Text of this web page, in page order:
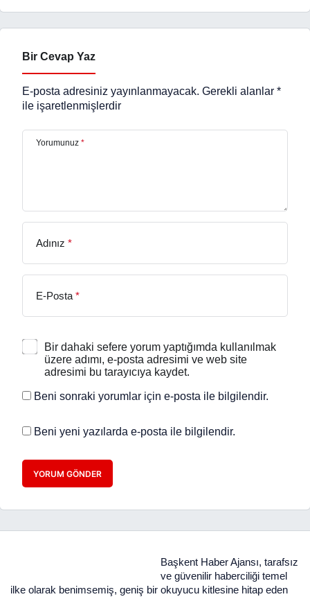
Bir Cevap Yaz
E-posta adresiniz yayınlanmayacak. Gerekli alanlar *
ile işaretlenmişlerdir
Yorumunuz *
Adınız *
E-Posta *
Bir dahaki sefere yorum yaptığımda kullanılmak
üzere adımı, e-posta adresimi ve web site
adresimi bu tarayıcıya kaydet.
Beni sonraki yorumlar için e-posta ile bilgilendir.
Beni yeni yazılarda e-posta ile bilgilendir.
YORUM GÖNDER
Başkent Haber Ajansı, tarafsız
ve güvenilir haberciliği temel
ilke olarak benimsemiş, geniş bir okuyucu kitlesine hitap eden